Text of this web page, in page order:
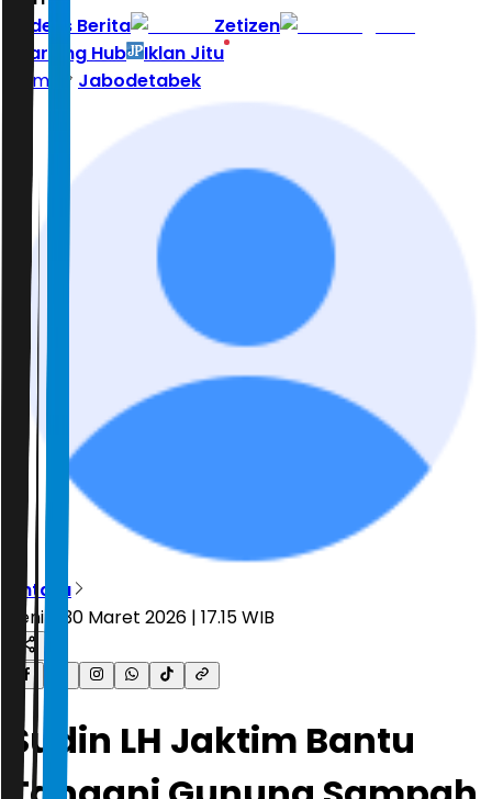
Indeks Berita
Zetizen
Learning Hub
Iklan Jitu
Home
Jabodetabek
Antara
Senin, 30 Maret 2026 | 17.15 WIB
Sudin LH Jaktim Bantu